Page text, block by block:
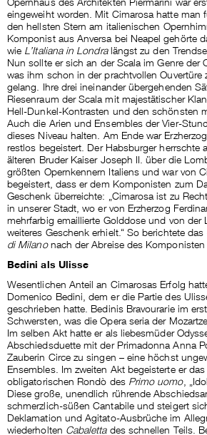
eingeweiht worden. Mit Cimarosa hatte man
den hellsten Stern am italienischen
Komponist aus Anversa bei Neapel gehörte
wieL’Italiana in Londralängst zu den
Nun sollte er sich an der Scala im Genre der
was ihm schon in der prachtvollen Ouvertüre
gelang. Ihre drei ineinander übergehenden
Riesenraum der Scala mit majestätischer
Hell-Dunkel-Kontrasten und den schönsten
Auch die Arien und Ensembles der Vier-
dieses Niveau halten. Am Ende war
restlos begeistert. Der Habsburger herrschte
älteren Bruder Kaiser Joseph II. über die
größten Opernkennern Italiens und war von
begeistert, dass er dem Komponisten zum
Geschenk überreichte: „Cimarosa ist zu
in unserer Stadt, wo er von Erzherzog
mehrfarbig emaillierte Golddose und von der
weiteres Geschenk erhielt.“ So berichtete das
di Milanonach der Abreise des
Bedini als Ulisse
Wesentlichen Anteil an Cimarosas Erfolg
Domenico Bedini, dem er die Partie des
geschrieben hatte. Bedinis Bravourarie im
Schwersten, was die Opera seria der
Im selben Akt hatte er als liebesmüder
Abschiedsduette mit der Primadonna Anna
Zauberin Circe zu singen – eine höchst
Ensembles. Im zweiten Akt begeisterte er
obligatorischen Rondò desPrimo uomo,
Diese große, unendlich rührende
schmerzlich-süßen Cantabile und steigert
Deklamation und Agitato-Ausbrüche im
wiederholten Cabalettades schnellen Teils.